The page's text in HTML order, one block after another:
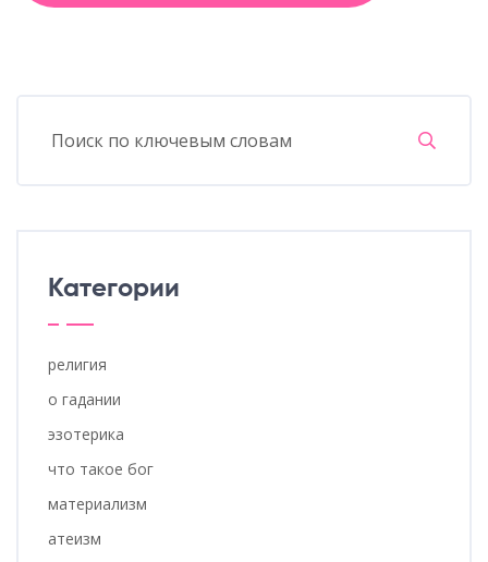
Категории
религия
о гадании
эзотерика
что такое бог
материализм
атеизм